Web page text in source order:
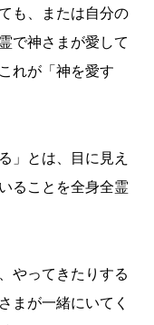
も、または自分の
で神さまが愛して
れが「神を愛す
」とは、目に見え
ることを全身全霊
やってきたりする
まが一緒にいてく